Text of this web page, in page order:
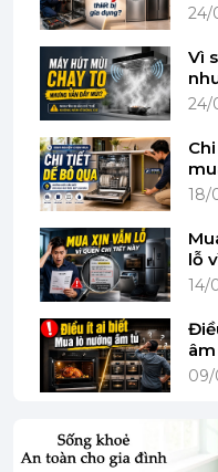
(Hình ảnh
- Thiết kế độc đáo
gõ.
24/
Vì
24/
18/
lỗ
14/
09/